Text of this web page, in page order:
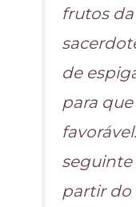
frutos da
de
para que
seguinte
partir do